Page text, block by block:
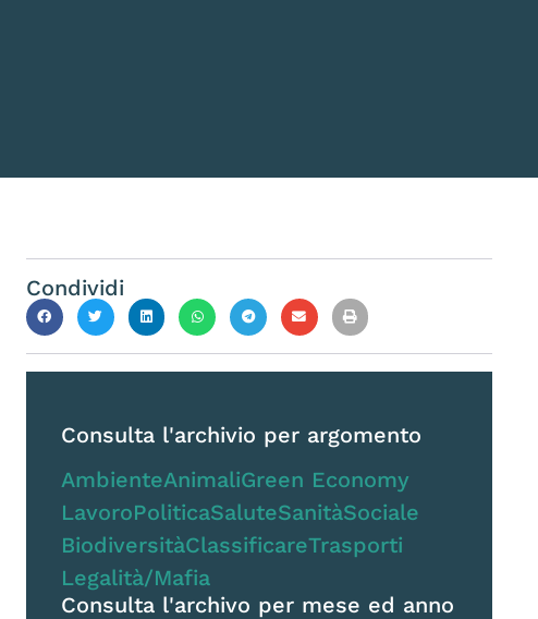
Condividi
Consulta l'archivio per argomento
AmbienteAnimaliGreen Economy
LavoroPoliticaSaluteSanitàSociale
BiodiversitàClassificareTrasporti
Legalità/Mafia
Consulta l'archivo per mese ed anno